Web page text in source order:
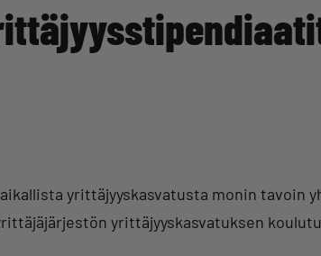
yrittäjyyskasvatusta monin tavoin
yrittäjyyskasvatuksen